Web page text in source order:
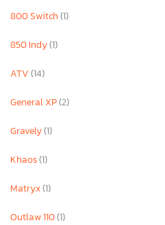
800 Switch(1)
850 Indy(1)
ATV(14)
General XP(2)
Gravely(1)
Khaos(1)
Matryx(1)
Outlaw 110(1)